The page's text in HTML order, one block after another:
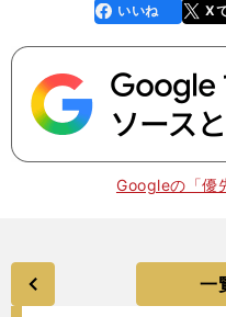
faceboo
k
いいね X
Googleの「優
一